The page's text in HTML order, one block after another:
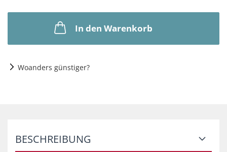
In den Warenkorb
Woanders günstiger?
BESCHREIBUNG